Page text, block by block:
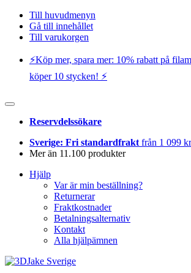
Till huvudmenyn
Gå till innehållet
Till varukorgen
⚡️Köp mer, spara mer: 10% rabatt på
köper 10 stycken! ⚡️
Reservdelssökare
Sverige: Fri standardfrakt från 1 099 kr
Mer än 11.100 produkter
Hjälp
Var är min beställning?
Returnerar
Fraktkostnader
Betalningsalternativ
Kontakt
Alla hjälpämnen